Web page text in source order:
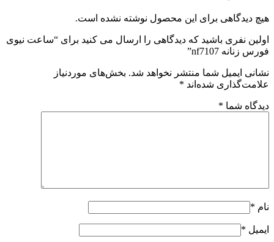
هیچ دیدگاهی برای این محصول نوشته نشده است.
اولین نفری باشید که دیدگاهی را ارسال می کنید برای “ساعت نیوی
فورس زنانه nf7107”
نشانی ایمیل شما منتشر نخواهد شد. بخش‌های موردنیاز
علامت‌گذاری شده‌اند *
دیدگاه شما *
نام *
ایمیل *